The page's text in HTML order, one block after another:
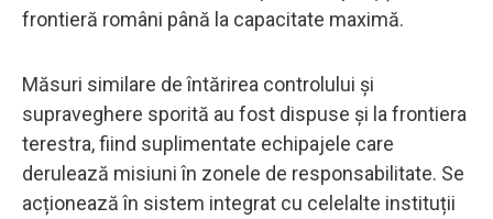
frontieră români până la capacitate maximă.
Măsuri similare de întărirea controlului și
supraveghere sporită au fost dispuse şi la frontiera
terestra, fiind suplimentate echipajele care
derulează misiuni în zonele de responsabilitate. Se
acționează în sistem integrat cu celelalte instituții